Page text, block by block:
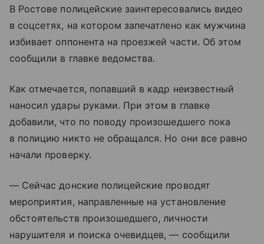
В Ростове полицейские заинтересовались видео
в соцсетях, на котором запечатлено как мужчина
избивает оппонента на проезжей части. Об этом
сообщили в главке ведомства.
Как отмечается, попавший в кадр неизвестный
наносил удары руками. При этом в главке
добавили, что по поводу произошедшего пока
в полицию никто не обращался. Но они все равно
начали проверку.
— Сейчас донские полицейские проводят
мероприятия, направленные на установление
обстоятельств произошедшего, личности
нарушителя и поиска очевидцев, — сообщили